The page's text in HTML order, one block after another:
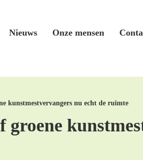
Nieuws Onze mensen
kunstmestvervangers nu echt de ruimte